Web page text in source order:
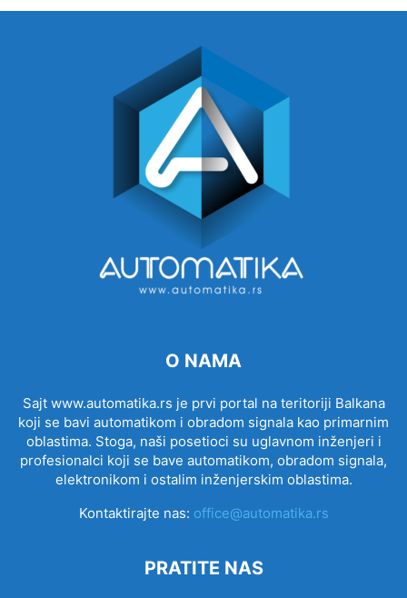
O NAMA
Sajt www.automatika.rs je prvi portal na teritoriji Balkana
koji se bavi automatikom i obradom signala kao primarnim
oblastima. Stoga, naši posetioci su uglavnom inženjeri i
profesionalci koji se bave automatikom, obradom signala,
elektronikom i ostalim inženjerskim oblastima.
Kontaktirajte nas: office@automatika.rs
PRATITE NAS